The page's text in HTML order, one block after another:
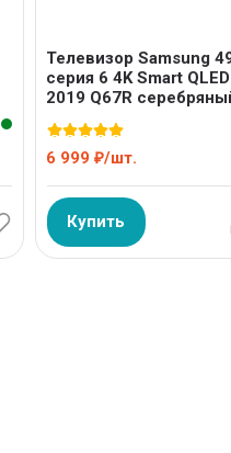
Телевизор Samsung
серия 6 4K Smart
2019 Q67R
6 999 ₽/шт.
Купить